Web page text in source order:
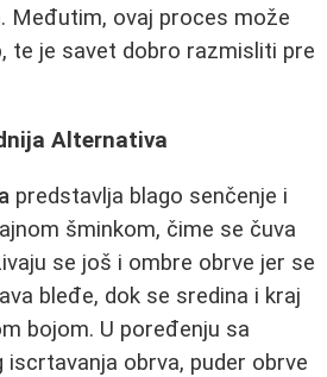
Međutim, ovaj proces može
te je savet dobro razmisliti pre
Alternativa
predstavlja blago senčenje i
šminkom, čime se čuva
se još i ombre obrve jer se
bleđe, dok se sredina i kraj
bojom. U poređenju sa
iscrtavanja obrva, puder obrve